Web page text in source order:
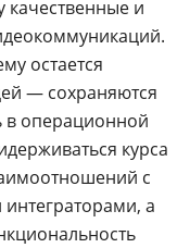
и
остается
— сохраняются
в операционной
курса
с
а